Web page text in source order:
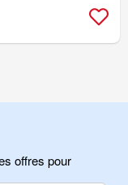
offres pour